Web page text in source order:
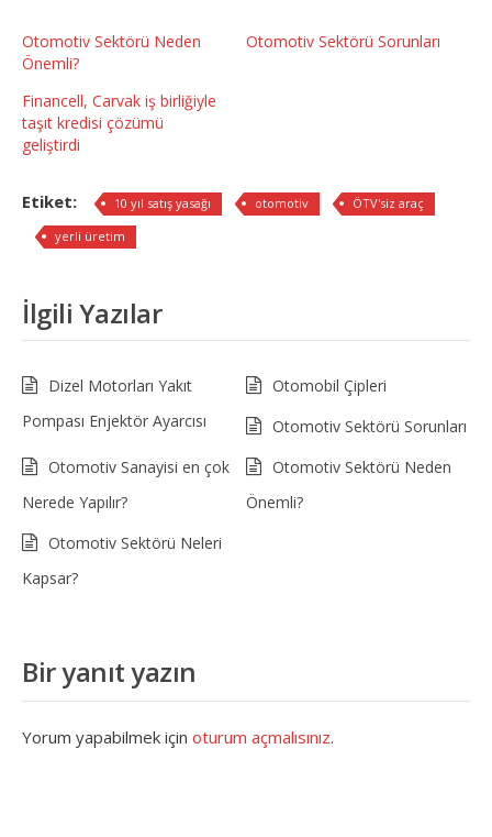
Otomotiv Sektörü Neden
Önemli?
Otomotiv Sektörü Sorunları
Financell, Carvak iş birliğiyle
taşıt kredisi çözümü
geliştirdi
Etiket: 10 yıl satış yasağı otomotiv
ÖTV'siz araç
yerli üretim
İlgili Yazılar
Dizel Motorları Yakıt
Pompası Enjektör Ayarcısı
Otomobil Çipleri
Otomotiv Sektörü Sorunları
Otomotiv Sanayisi en çok
Nerede Yapılır?
Otomotiv Sektörü Neden
Önemli?
Otomotiv Sektörü Neleri
Kapsar?
Bir yanıt yazın
Yorum yapabilmek için oturum açmalısınız.